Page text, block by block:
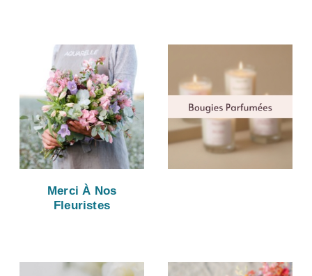
Merci À Nos
Fleuristes